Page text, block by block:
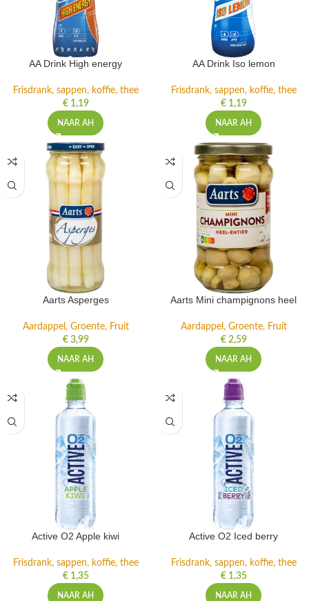
AA Drink High energy
Frisdrank, sappen, koffie, thee
€1,19
NAAR AH
AA Drink Iso lemon
Frisdrank, sappen, koffie, thee
€1,19
NAAR AH
Aarts Asperges
Aardappel, Groente, Fruit
€3,99
NAAR AH
Aarts Mini champignons heel
Aardappel, Groente, Fruit
€2,59
NAAR AH
Active O2 Apple kiwi
Frisdrank, sappen, koffie, thee
€1,35
NAAR AH
Active O2 Iced berry
Frisdrank, sappen, koffie, thee
€1,35
NAAR AH